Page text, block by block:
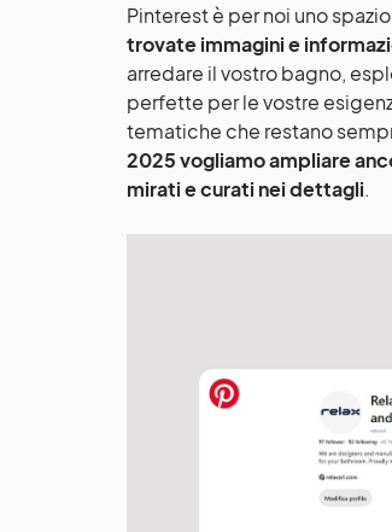
Pinterest è per noi uno
trovate immagini e
arredare il vostro bagno,
perfette per le vostre
tematiche che restano
2025 vogliamo ampliare
mirati e curati nei dettagli.